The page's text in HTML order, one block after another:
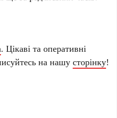
. Цікаві та оперативні
на нашусторінку!